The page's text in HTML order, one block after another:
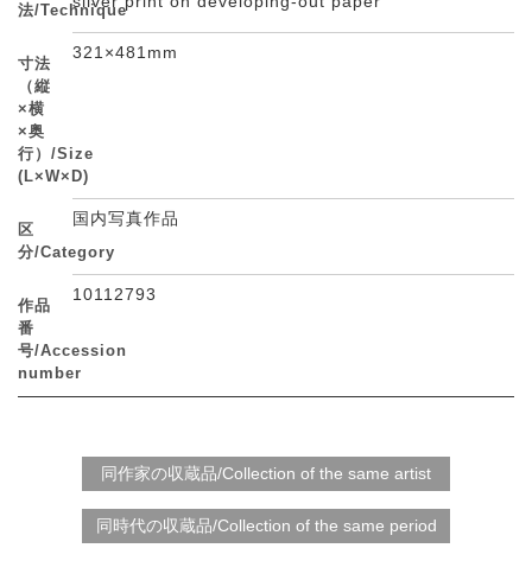
法/Technique
寸法
（縦
×横
×奥
行）/Size
(L×W×D)
321×481mm
区
分/Category
国内写真作品
作品
番
号/Accession
number
10112793